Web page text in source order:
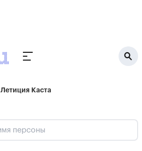
Летиция Каста